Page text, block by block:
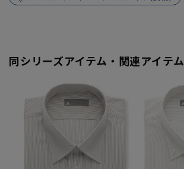
同シリーズアイテム・関連アイテム